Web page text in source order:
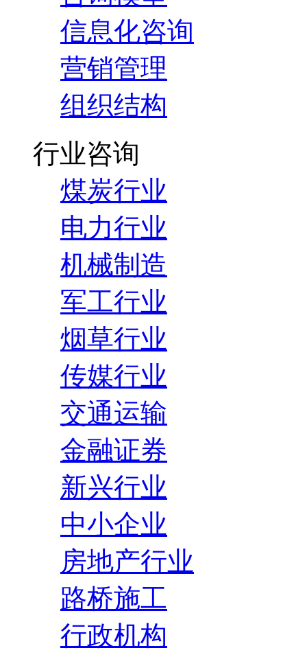
信息化咨询
营销管理
组织结构
行业咨询
煤炭行业
电力行业
机械制造
军工行业
烟草行业
传媒行业
交通运输
金融证券
新兴行业
中小企业
房地产行业
路桥施工
行政机构